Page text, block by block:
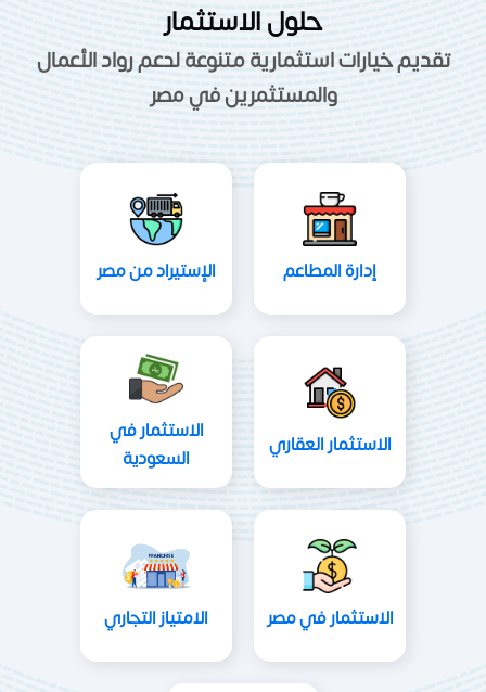
حلول الاستثمار
تقديم خيارات استثمارية متنوعة لدعم رواد الأعمال
والمستثمرين في مصر
إدارة المطاعم الإستيراد من مصر
الاستثمار العقاري
الاستثمار في
السعودية
الاستثمار في مصر الامتياز التجاري